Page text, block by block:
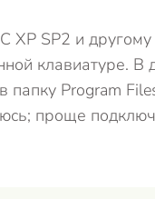
ХP SP2 и
клавиатуре. В
Program
проще